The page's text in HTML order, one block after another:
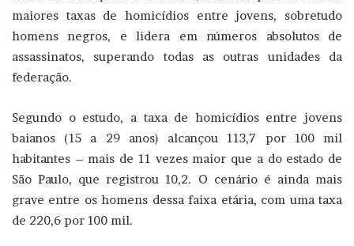
maiores taxas de homicídios entre jovens, sobretudo
homens negros, e lidera em números absolutos de
assassinatos, superando todas as outras unidades da
federação.
Segundo o estudo, a taxa de homicídios entre jovens
baianos (15 a 29 anos) alcançou 113,7 por 100 mil
habitantes – mais de 11 vezes maior que a do estado de
São Paulo, que registrou 10,2. O cenário é ainda mais
grave entre os homens dessa faixa etária, com uma taxa
de 220,6 por 100 mil.